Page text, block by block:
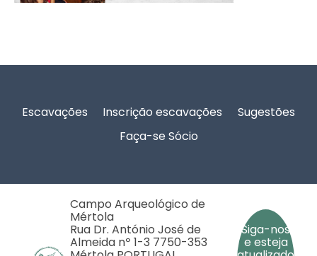
Rodapé
Escavações Inscrição escavações
Sugestões
Faça-se Sócio
Campo Arqueológico de
Mértola
Rua Dr. António José de
Almeida nº 1-3 7750-353
Siga-nos
e esteja